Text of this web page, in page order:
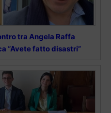
tra Angela Raffa
“Avete fatto disastri”